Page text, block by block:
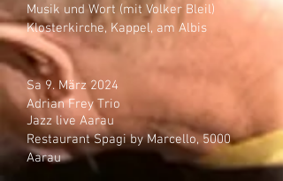
Musik und Wort (mit Volker Bleil)
Klosterkirche, Kappel, am Albis
Sa 9. März 2024
Adrian Frey Trio
Jazz live Aarau
Restaurant Spagi by Marcello, 5000
Aarau